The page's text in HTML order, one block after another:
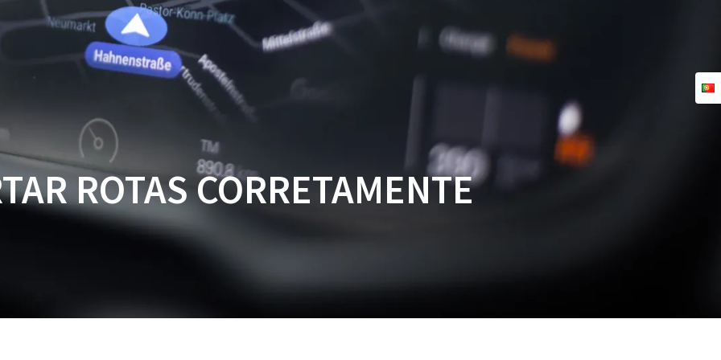
HOME FEATURES TUTORIALS
ROTAS CORRETAMENTE